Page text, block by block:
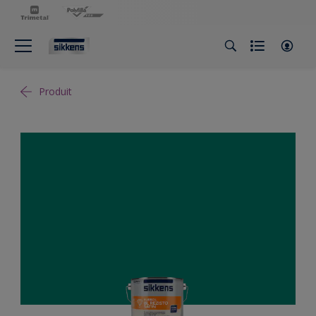
Produit